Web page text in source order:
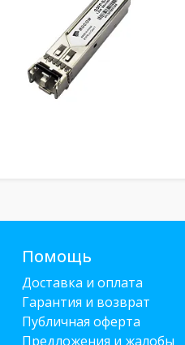
Помощь
Доставка и оплата
Гарантия и возврат
Публичная оферта
Предложения и жалобы